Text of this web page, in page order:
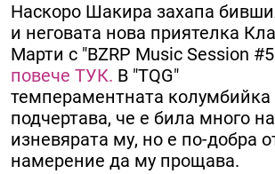
Наскоро Шакира захапа
и неговата нова приятелка
Марти с "BZRP Music Session
повече ТУК. В "TQG"
темпераментната колумбийка
подчертава, че е била много
изневярата му, но е по-добра
намерение да му прощава.